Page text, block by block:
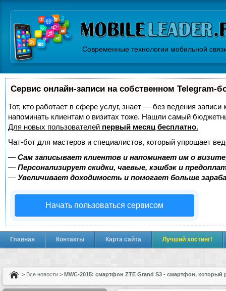
Современные технологии мобильной
Сервис онлайн-записи на собственном Telegram-
Тот, кто работает в сфере услуг, знает — без ведения
напоминать клиентам о визитах тоже. Нашли самый
Для новых пользователей первый месяц бесплатно.
Чат-бот для мастеров и специалистов, который упрощает
— Сам записывает клиентов и напоминает им о
— Персонализирует скидки, чаевые, кэшбэк и
— Увеличивает доходимость и помогает больше
Начать пользоваться сервисом
Главная Контакты Карта сайта Лучший хостинг!
> Все новости > MWC-2015: смартфон ZTE Grand S3 - смартфон, который